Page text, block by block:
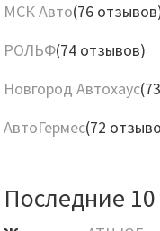
МСК Авто(76
РОЛЬФ(74 отзывов)
Новгород Автохаус
АвтоГермес(72
Последние